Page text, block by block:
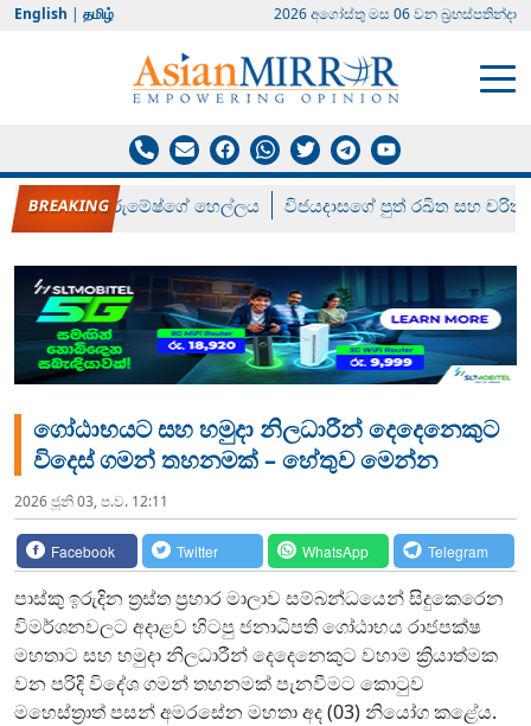
English | தமிழ் 2026 අගෝස්‍තු මස 06 වන බ්‍රහස්පතින්දා
රන් ගෙනා රුමේෂ්ගේ හෙල්ලය විජයදාසගේ පුත් රඛිත සහ චරිත්
ගෝඨාභයට සහ හමුදා නිලධාරීන් දෙදෙනෙකුට
විදෙස් ගමන් තහනමක් – හේතුව මෙන්න
2026 ජූනි 03, ප.ව. 12:11
Facebook Twitter WhatsApp Telegram
පාස්කු ඉරුදින ත්‍රස්ත ප්‍රහාර මාලාව සම්බන්ධයෙන් සිදුකෙරෙන
විමර්ශනවලට අදාළව හිටපු ජනාධිපති ගෝඨාභය රාජපක්ෂ
මහතාට සහ හමුදා නිලධාරීන් දෙදෙනෙකුට වහාම ක්‍රියාත්මක
වන පරිදි විදේශ ගමන් තහනමක් පැනවීමට කොටුව
මහෙස්ත්‍රාත් පසන් අමරසේන මහතා අද (03) නියෝග කළේය.